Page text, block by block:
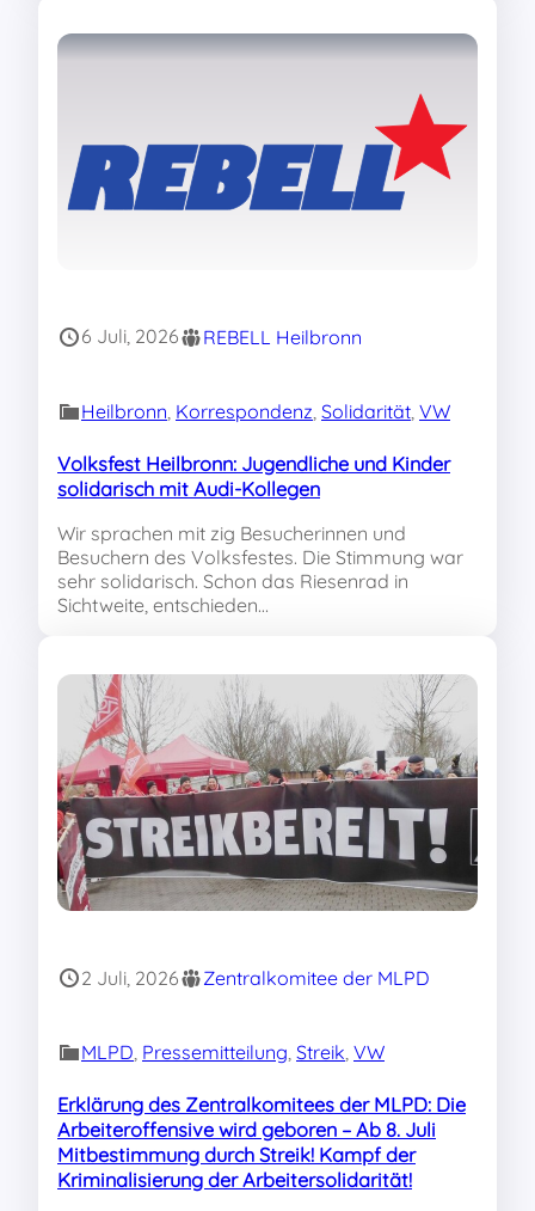
6 Juli, 2026 REBELL Heilbronn
Heilbronn Korrespondenz Solidarität VW
Volksfest Heilbronn: Jugendliche und Kinder
solidarisch mit Audi-Kollegen
Wir sprachen mit zig Besucherinnen und
Besuchern des Volksfestes. Die Stimmung war
sehr solidarisch. Schon das Riesenrad in
Sichtweite, entschieden…
2 Juli, 2026 Zentralkomitee der MLPD
MLPD, Pressemitteilung, Streik, VW
Erklärung des Zentralkomitees der MLPD: Die
Arbeiteroffensive wird geboren – Ab 8. Juli
Mitbestimmung durch Streik! Kampf der
Kriminalisierung der Arbeitersolidarität!